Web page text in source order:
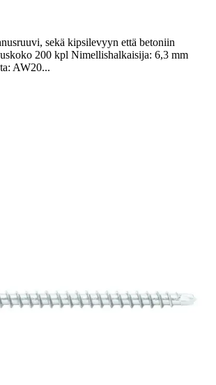
sekä kipsilevyyn että betoniin
200 kpl Nimellishalkaisija: 6,3 mm
AW20...